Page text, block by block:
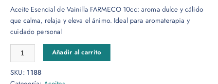
Aceite Esencial de Vainilla FARMECO 10cc: aroma dulce y cálido
que calma, relaja y eleva el ánimo. Ideal para aromaterapia y
cuidado personal
Vainilla Aceite Esencial 10cc cantidad
Añadir al carrito
SKU: 1188